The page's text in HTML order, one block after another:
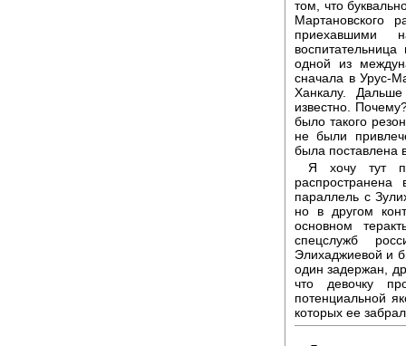
том, что
Мартановского
приехавшими
одной из
сначала в Урус-
Ханкалу.
известно.
было такого
не были
была поставлена
Я хочу тут
параллель с
но в другом
основном
спецслужб
Элихаджиевой и
один задержан,
что девочку
потенциальной
которых ее